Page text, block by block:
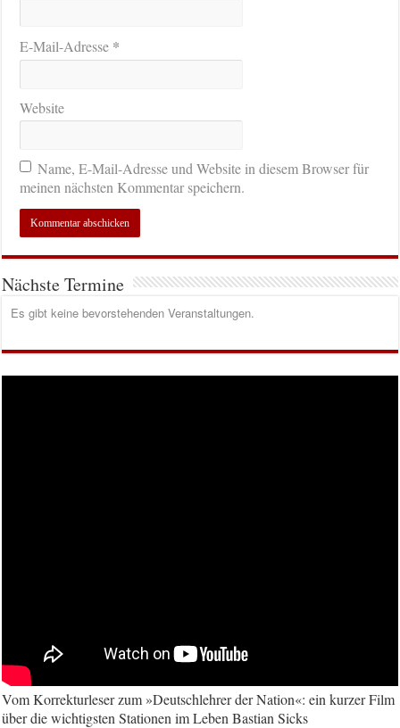
E-Mail-Adresse *
Website
Name, E-Mail-Adresse und Website in diesem Browser für
meinen nächsten Kommentar speichern.
Nächste Termine
Es gibt keine bevorstehenden Veranstaltungen.
Vom Korrekturleser zum »Deutschlehrer der Nation«: ein kurzer Film
über die wichtigsten Stationen im Leben Bastian Sicks